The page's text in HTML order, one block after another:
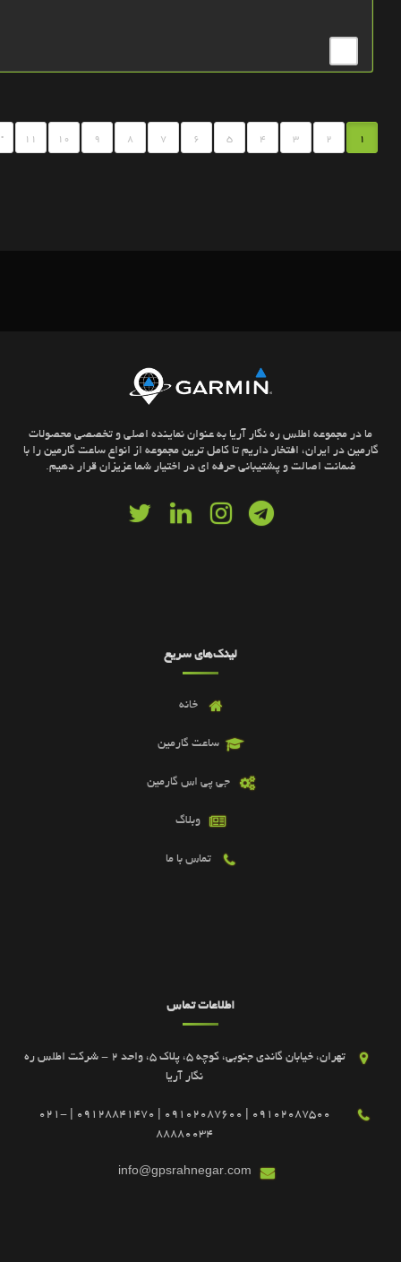
1
2
3
4
5
6
7
8
9
10
11
ما در مجموعه اطلس ره نگار آریا به عنوان نماینده اصلی و تخصصی محصولات
گارمین در ایران، افتخار داریم تا کامل ترین مجموعه از انواع ساعت گارمین را با
ضمانت اصالت و پشتیبانی حرفه ای در اختیار شما عزیزان قرار دهیم.
لینک‌های سریع
خانه
ساعت گارمین
جی پی اس گارمین
وبلاگ
تماس با ما
اطلاعات تماس
تهران، خیابان گاندی جنوبی، کوچه 5، پلاک 5، واحد 2 - شرکت اطلس ره
نگار آریا
09102087500 | 09102087600 | 09128841470 | 021-
88880034
info@gpsrahnegar.com